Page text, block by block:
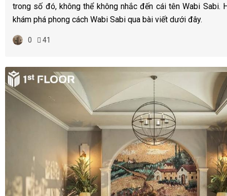
trong số đó, không thể không nhắc đến cái tên Wabi Sabi.
khám phá phong cách Wabi Sabi qua bài viết dưới đây.
0 41